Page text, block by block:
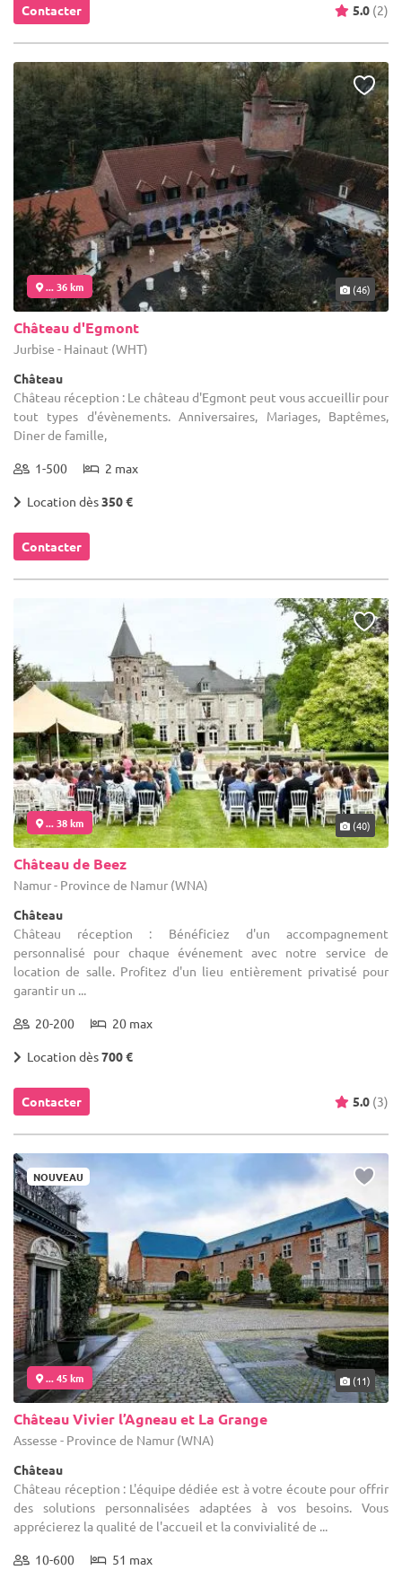
Contacter 5.0 (2)
... 36 km (46)
Château d'Egmont
Jurbise - Hainaut (WHT)
Château
Château réception : Le château d'Egmont peut vous accueillir pour
tout types d'évènements. Anniversaires, Mariages, Baptêmes,
Diner de famille,
1-500 2 max
Location dès350 €
Contacter
... 38 km (40)
Château de Beez
Namur - Province de Namur (WNA)
Château
Château réception : Bénéficiez d'un accompagnement
personnalisé pour chaque événement avec notre service de
location de salle. Profitez d'un lieu entièrement privatisé pour
garantir un ...
20-200 20 max
Location dès700 €
Contacter 5.0 (3)
NOUVEAU
... 45 km (11)
Château Vivier l’Agneau et La Grange
Assesse - Province de Namur (WNA)
Château
Château réception : L'équipe dédiée est à votre écoute pour offrir
des solutions personnalisées adaptées à vos besoins. Vous
apprécierez la qualité de l'accueil et la convivialité de ...
10-600 51 max